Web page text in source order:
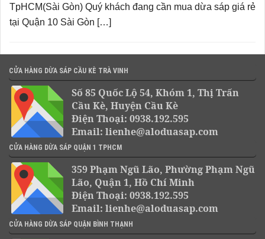
TpHCM(Sài Gòn) Quý khách đang cần mua dừa sáp giá rẻ
tại Quận 10 Sài Gòn […]
CỬA HÀNG DỪA SÁP CẦU KÈ TRÀ VINH
Số 85 Quốc Lộ 54, Khóm 1, Thị Trấn
Cầu Kè, Huyện Cầu Kè
Điện Thoại: 0938.192.595
Email: lienhe@aloduasap.com
CỬA HÀNG DỪA SÁP QUẬN 1 TPHCM
359 Phạm Ngũ Lão, Phường Phạm Ngũ
Lão, Quận 1, Hồ Chí Minh
Điện Thoại: 0938.192.595
Email: lienhe@aloduasap.com
CỬA HÀNG DỪA SÁP QUẬN BÌNH THẠNH